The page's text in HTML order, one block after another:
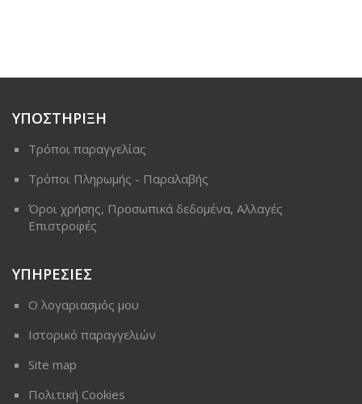
ΥΠΟΣΤΗΡΙΞΗ
Τρόποι παραγγελίας
Τρόποι Πληρωμής - Παραλαβής
Όροι χρήσης, Προσωπικά δεδομένα, Αλλαγές
Επιστροφές
ΥΠΗΡΕΣΙΕΣ
Ο λογαριασμός μου
Ιστορικό παραγγελιών
Site map
Πολιτική Cookies